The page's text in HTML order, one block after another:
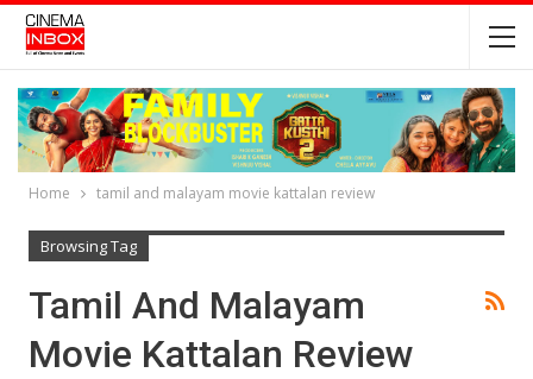
Home tamil and malayam movie kattalan review
Browsing Tag
Tamil And Malayam
Movie Kattalan Review